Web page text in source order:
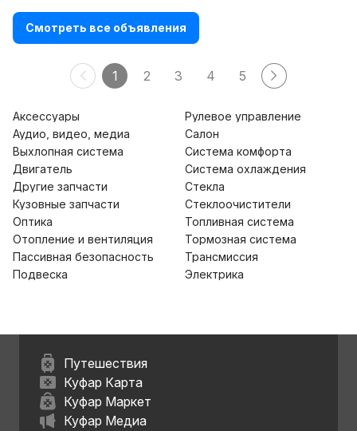
Смотреть все объявления
1 2 3 4 5
Аксессуары
Аудио, видео, медиа
Выхлопная система
Двигатель
Другие запчасти
Кузовные запчасти
Оптика
Отопление и вентиляция
Пассивная безопасность
Подвеска
Рулевое управление
Салон
Система комфорта
Система охлаждения
Стекла
Стеклоочистители
Топливная система
Тормозная система
Трансмиссия
Электрика
Путешествия
Куфар Карта
Куфар Маркет
Куфар Медиа